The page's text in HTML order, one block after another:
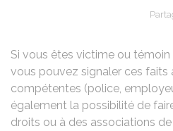
Si vous êtes victime ou témoin
vous pouvez signaler ces faits
compétentes (police,
également la possibilité de
droits ou à des associations